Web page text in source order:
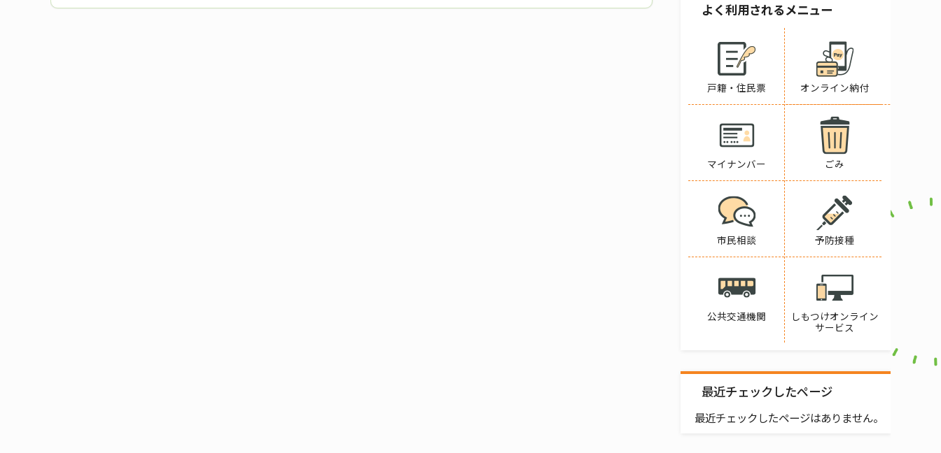
よく利用されるメニュー
戸籍・住民票 オンライン納付
マイナンバー ごみ
市民相談 予防接種
公共交通機関
しもつけオンライン
サービス
最近チェックしたページ
最近チェックしたページはありません。